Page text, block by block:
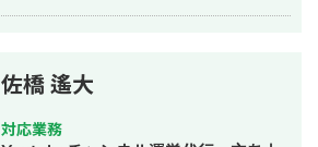
分析まで一気通貫でディレクションを
行い、クライアントのブランディング
と課題解決に貢献致しました。 ②株式
会社Viibar(2018年〜2022年) 動画ディ
佐橋 遙大
対応業務